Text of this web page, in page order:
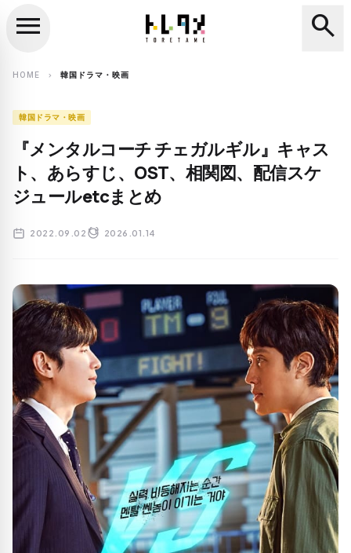
search
menu search
HOME chevron_right 韓国ドラマ・映画
韓国ドラマ・映画
『メンタルコーチ チェガルギル』キャス
ト、あらすじ、OST、相関図、配信スケ
ジュールetcまとめ
2022.09.02 2026.01.14